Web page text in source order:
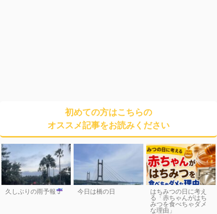
初めての方はこちらの
オススメ記事をお読みください
久しぶりの雨予報 今日は橋の日 はちみつの日に考え
る「赤ちゃんがはち
みつを食べちゃダメ
な理由」